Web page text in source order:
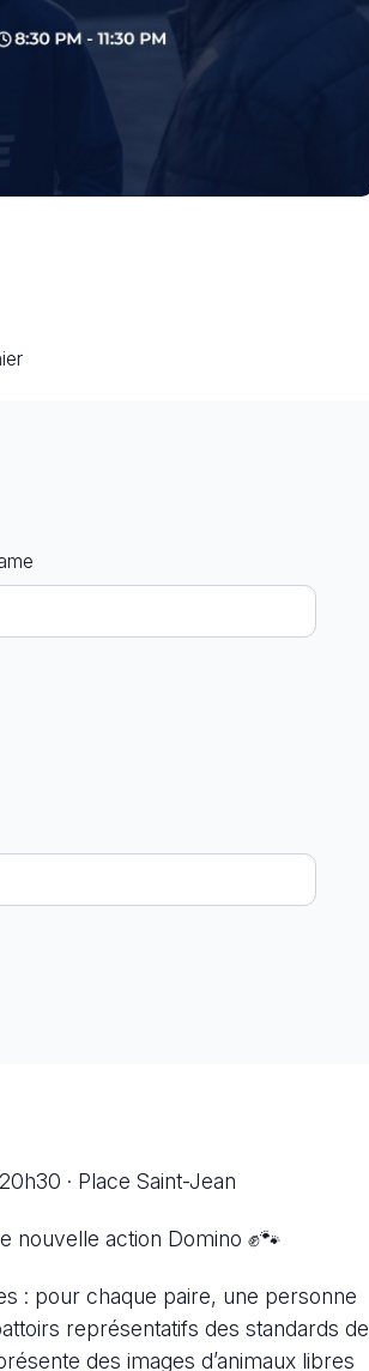
· Place Saint-Jean
action Domino ✊🐾
: pour chaque paire, une personne
représentatifs des standards de
des images d’animaux libres